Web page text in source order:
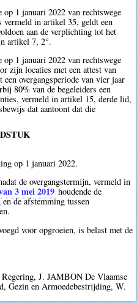
1 januari 2022 van rechtswege
in artikel 35, geldt een
aan de verplichting tot het
artikel 7, 2°.
1 januari 2022 van rechtswege
zijn locaties met een attest van
overgangsperiode van vier jaar
80% van de begeleiders een
vermeld in artikel 15, derde lid,
dat aantoont dat die
op 1 januari 2022.
de overgangstermijn, vermeld in
3 mei 2019 houdende de
de afstemming tussen
voor opgroeien, is belast met de
J. JAMBON De Vlaamse
Gezin en Armoedebestrijding, W.